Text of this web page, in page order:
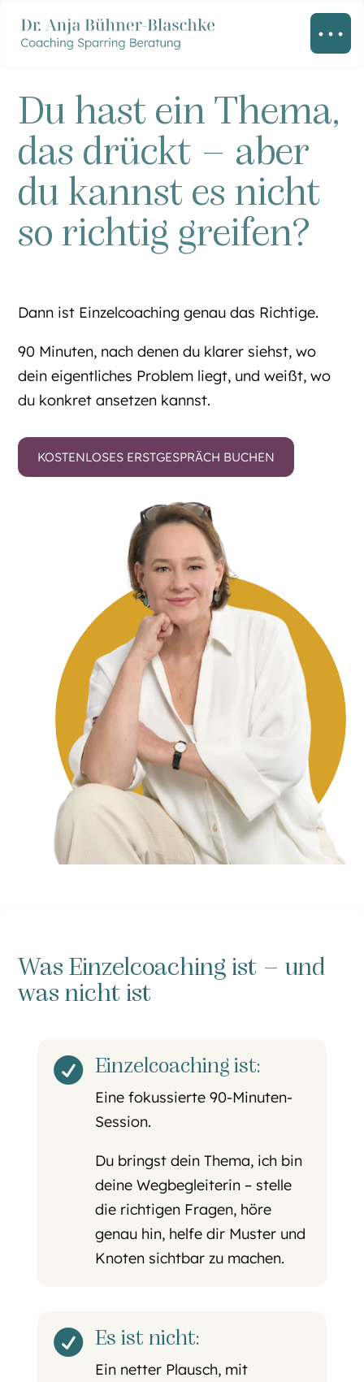
Du hast ein Thema,
das drückt – aber
du kannst es nicht
so richtig greifen?
Dann ist Einzelcoaching genau das Richtige.
90 Minuten, nach denen du klarer siehst, wo
dein eigentliches Problem liegt, und weißt, wo
du konkret ansetzen kannst.
KOSTENLOSES ERSTGESPRÄCH BUCHEN
Was Einzelcoaching ist – und
was nicht ist
 Einzelcoaching ist:
Eine fokussierte 90-Minuten-
Session.
Du bringst dein Thema, ich bin
deine Wegbegleiterin – stelle
die richtigen Fragen, höre
genau hin, helfe dir Muster und
Knoten sichtbar zu machen.
 Es ist nicht:
Ein netter Plausch, mit